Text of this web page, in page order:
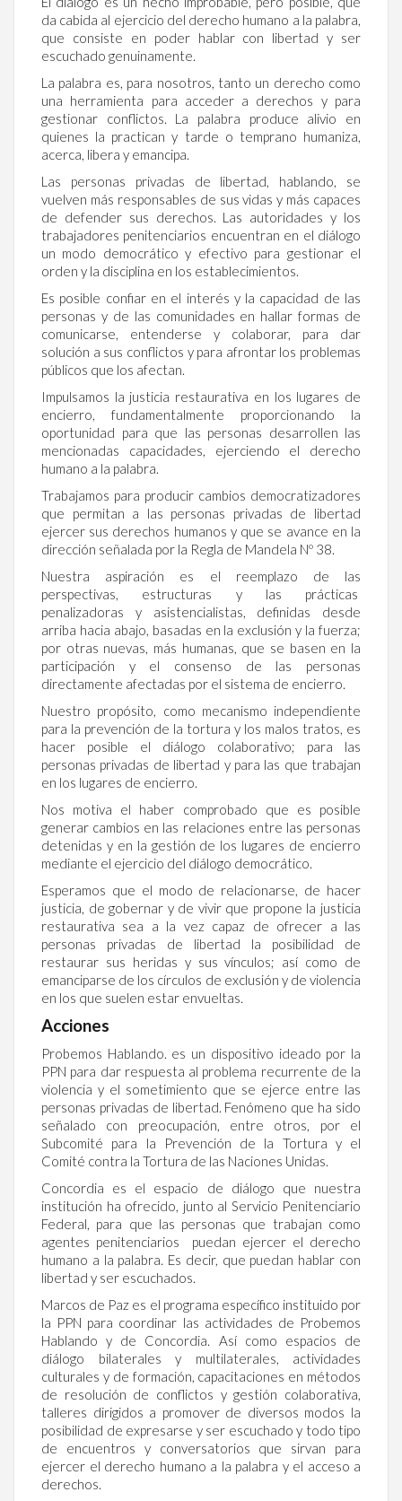
da cabida al ejercicio del derecho humano a la palabra,
que consiste en poder hablar con libertad y ser
escuchado genuinamente.
La palabra es, para nosotros, tanto un derecho como
una herramienta para acceder a derechos y para
gestionar conflictos. La palabra produce alivio en
quienes la practican y tarde o temprano humaniza,
acerca, libera y emancipa.
Las personas privadas de libertad, hablando, se
vuelven más responsables de sus vidas y más capaces
de defender sus derechos. Las autoridades y los
trabajadores penitenciarios encuentran en el diálogo
un modo democrático y efectivo para gestionar el
orden y la disciplina en los establecimientos.
Es posible confiar en el interés y la capacidad de las
personas y de las comunidades en hallar formas de
comunicarse, entenderse y colaborar, para dar
solución a sus conflictos y para afrontar los problemas
públicos que los afectan.
Impulsamos la justicia restaurativa en los lugares de
encierro, fundamentalmente proporcionando la
oportunidad para que las personas desarrollen las
mencionadas capacidades, ejerciendo el derecho
humano a la palabra.
Trabajamos para producir cambios democratizadores
que permitan a las personas privadas de libertad
ejercer sus derechos humanos y que se avance en la
dirección señalada por la Regla de Mandela Nº 38.
Nuestra aspiración es el reemplazo de las
perspectivas, estructuras y las prácticas
penalizadoras y asistencialistas, definidas desde
arriba hacia abajo, basadas en la exclusión y la fuerza;
por otras nuevas, más humanas, que se basen en la
participación y el consenso de las personas
directamente afectadas por el sistema de encierro.
Nuestro propósito, como mecanismo independiente
para la prevención de la tortura y los malos tratos, es
hacer posible el diálogo colaborativo; para las
personas privadas de libertad y para las que trabajan
en los lugares de encierro.
Nos motiva el haber comprobado que es posible
generar cambios en las relaciones entre las personas
detenidas y en la gestión de los lugares de encierro
mediante el ejercicio del diálogo democrático.
Esperamos que el modo de relacionarse, de hacer
justicia, de gobernar y de vivir que propone la justicia
restaurativa sea a la vez capaz de ofrecer a las
personas privadas de libertad la posibilidad de
restaurar sus heridas y sus vínculos; así como de
emanciparse de los círculos de exclusión y de violencia
en los que suelen estar envueltas.
Acciones
Probemos Hablando. es un dispositivo ideado por la
PPN para dar respuesta al problema recurrente de la
violencia y el sometimiento que se ejerce entre las
personas privadas de libertad. Fenómeno que ha sido
señalado con preocupación, entre otros, por el
Subcomité para la Prevención de la Tortura y el
Comité contra la Tortura de las Naciones Unidas.
Concordia es el espacio de diálogo que nuestra
institución ha ofrecido, junto al Servicio Penitenciario
Federal, para que las personas que trabajan como
agentes penitenciarios puedan ejercer el derecho
humano a la palabra. Es decir, que puedan hablar con
libertad y ser escuchados.
Marcos de Paz es el programa específico instituido por
la PPN para coordinar las actividades de Probemos
Hablando y de Concordia. Así como espacios de
diálogo bilaterales y multilaterales, actividades
culturales y de formación, capacitaciones en métodos
de resolución de conflictos y gestión colaborativa,
talleres dirigidos a promover de diversos modos la
posibilidad de expresarse y ser escuchado y todo tipo
de encuentros y conversatorios que sirvan para
ejercer el derecho humano a la palabra y el acceso a
derechos.